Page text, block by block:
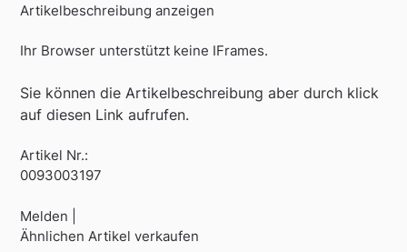
Artikelbeschreibung anzeigen
Ihr Browser unterstützt keine IFrames.
Sie können die Artikelbeschreibung aber durch klick
auf diesen Link aufrufen.
Artikel Nr.:
0093003197
Melden |
Ähnlichen Artikel verkaufen